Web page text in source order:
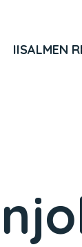
IISALMEN